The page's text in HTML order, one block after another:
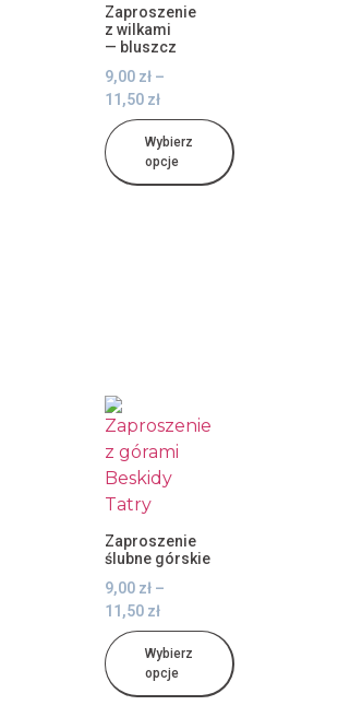
Zaproszenie
z wilkami
— bluszcz
9,00 zł –
11,50 zł
Wybierz
opcje
Zaproszenie
ślubne górskie
9,00 zł –
11,50 zł
Wybierz
opcje